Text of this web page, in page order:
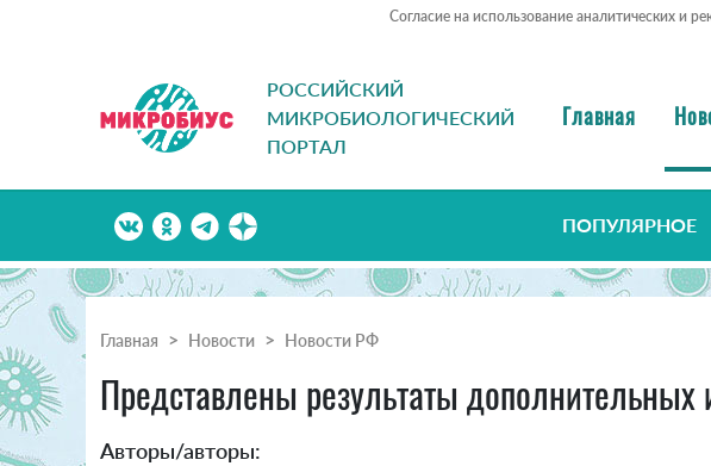
Согласие на использование аналитических и
РОССИЙСКИЙ
МИКРОБИОЛОГИЧЕСКИЙ
ПОРТАЛ
Главная
ПОПУЛЯРНОЕ
Главная Новости Новости РФ
Представлены результаты
Авторы/авторы: